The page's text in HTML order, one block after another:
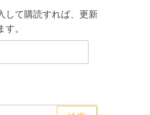
して購読すれば、更新
。